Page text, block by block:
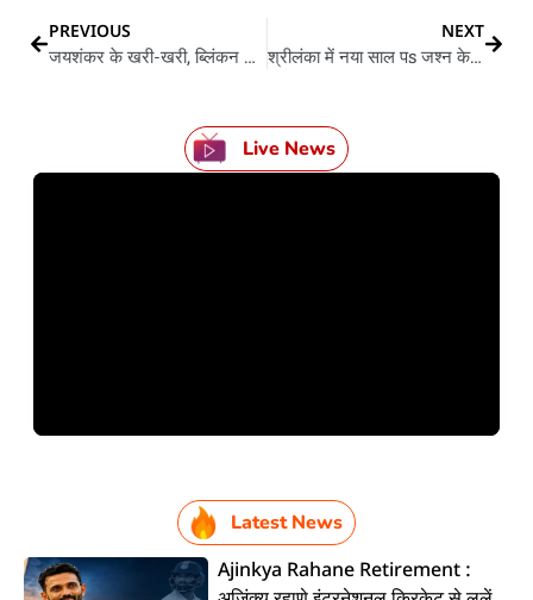
PREVIOUS
जयशंकर के खरी-खरी, ब्लिंकन के देहने जवाब
NEXT
श्रीलंका में नया साल पs जश्न के जगह भइल प्रदर्शन
Live News
Latest News
Ajinkya Rahane Retirement :